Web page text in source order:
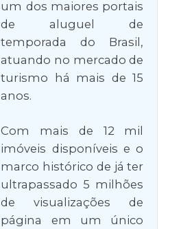
um dos maiores portais
de aluguel de
temporada do Brasil,
atuando no mercado de
turismo há mais de 15
anos.
Com mais de 12 mil
imóveis disponíveis e o
marco histórico de já ter
ultrapassado 5 milhões
de visualizações de
página em um único